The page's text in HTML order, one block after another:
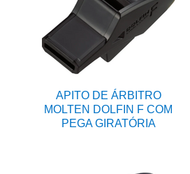
APITO DE ÁRBITRO
MOLTEN DOLFIN F COM
PEGA GIRATÓRIA